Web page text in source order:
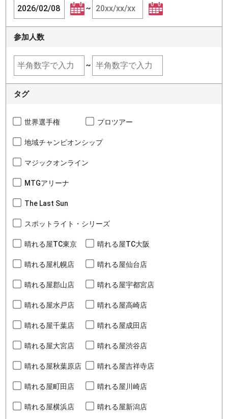
~
参加人数
~
タグ
世界選手権 プロツアー
地域チャンピオンシップ
マジックオンライン
MTGアリーナ
The Last Sun
スポットライト・シリーズ
晴れる屋TC東京 晴れる屋TC大阪
晴れる屋札幌店 晴れる屋仙台店
晴れる屋郡山店 晴れる屋宇都宮店
晴れる屋水戸店 晴れる屋高崎店
晴れる屋千葉店 晴れる屋成田店
晴れる屋大宮店 晴れる屋渋谷店
晴れる屋秋葉原店 晴れる屋吉祥寺店
晴れる屋町田店 晴れる屋川崎店
晴れる屋横浜店 晴れる屋新潟店